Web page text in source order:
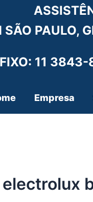
SÃO PAULO,
FIXO: 11
Empresa